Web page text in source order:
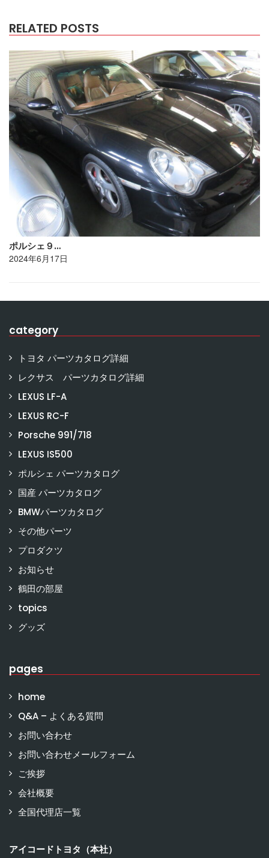
RELATED POSTS
ポルシェ９…
2024年6月17日
category
トヨタ パーツカタログ詳細
レクサス パーツカタログ詳細
LEXUS LF-A
LEXUS RC-F
Porsche 991/718
LEXUS IS500
ポルシェ パーツカタログ
国産 パーツカタログ
BMWパーツカタログ
その他パーツ
プロダクツ
お知らせ
鶴田の部屋
topics
グッズ
pages
home
Q&A – よくある質問
お問い合わせ
お問い合わせメールフォーム
ご挨拶
会社概要
全国代理店一覧
アイコードトヨタ（本社）